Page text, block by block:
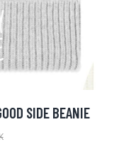
SIDE BEANIE